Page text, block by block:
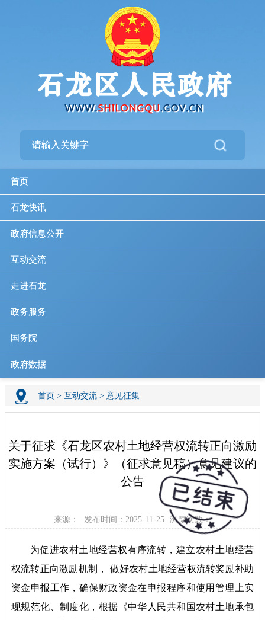
首页
石龙快讯
政府信息公开
互动交流
走进石龙
政务服务
国务院
政府数据
首页 > 互动交流 > 意见征集
关于征求《石龙区农村土地经营权流转正向激励
实施方案（试行）》（征求意见稿）意见建议的
公告
来源： 发布时间：2025-11-25 浏览次数：
为促进农村土地经营权有序流转，建立农村土地经营
权流转正向激励机制
，
做好农村土地经营权流转奖励补助
资金申报工作，确保财政资金在申报程序和使用管理上实
现规范化、制度化 ， 根据《中华人民共和国农村土地承包